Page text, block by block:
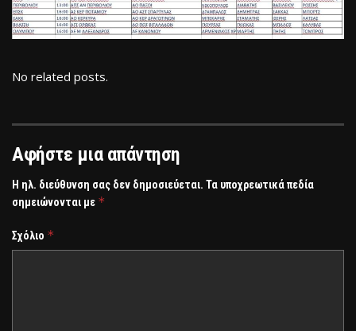
No related posts.
Αφήστε μια απάντηση
Η ηλ. διεύθυνση σας δεν δημοσιεύεται. Τα υποχρεωτικά πεδία
σημειώνονται με *
Σχόλιο *